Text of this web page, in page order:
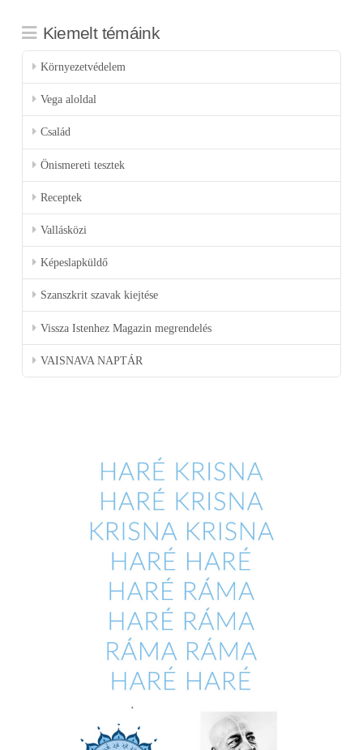
Kiemelt témáink
Környezetvédelem
Vega aloldal
Család
Önismereti tesztek
Receptek
Vallásközi
Képeslapküldő
Szanszkrit szavak kiejtése
Vissza Istenhez Magazin megrendelés
VAISNAVA NAPTÁR